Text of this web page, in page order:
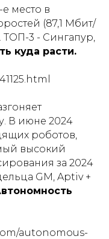
место в
(87,1 Мбит/
ТОП-3 - Сингапур,
куда расти.
В июне 2024
роботов,
высокий
за 2024
GM, Aptiv +
autonomous-